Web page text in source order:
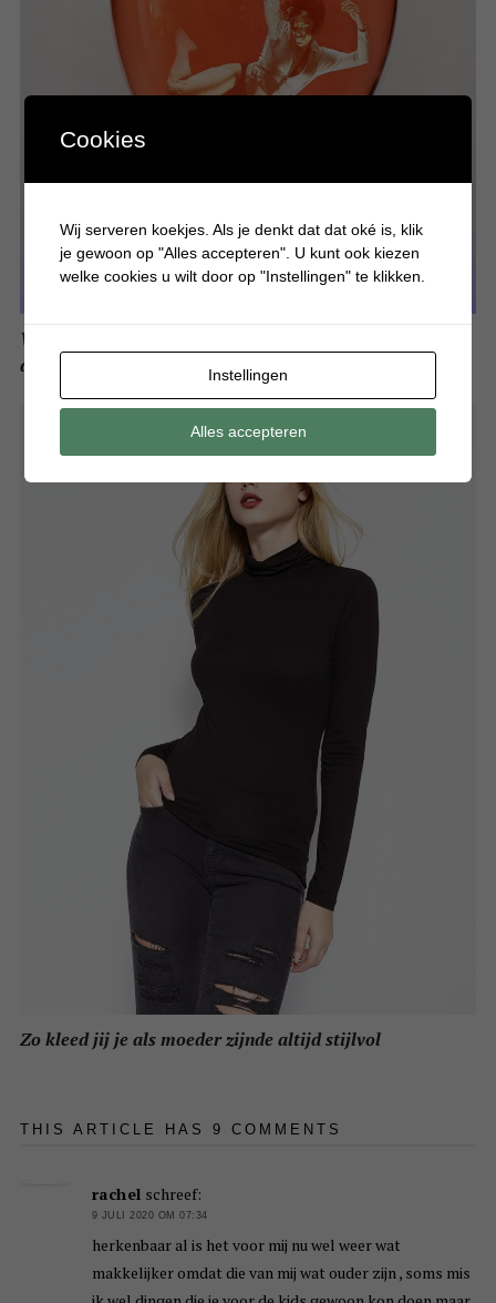
Waarom je onder de 18 jaar absoluut geen alcohol mag
drinken
Zo kleed jij je als moeder zijnde altijd stijlvol
THIS ARTICLE HAS 9 COMMENTS
rachel schreef:
9 JULI 2020 OM 07:34
herkenbaar al is het voor mij nu wel weer wat
makkelijker omdat die van mij wat ouder zijn , soms mis
Cookies
Wij serveren koekjes. Als je denkt dat dat oké is, klik
je gewoon op "Alles accepteren". U kunt ook kiezen
welke cookies u wilt door op "Instellingen" te klikken.
Instellingen
Alles accepteren